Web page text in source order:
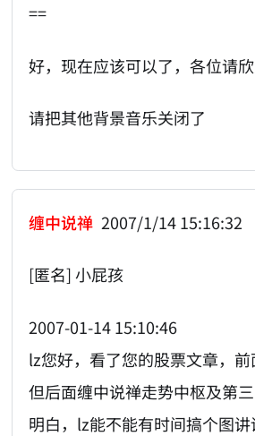
==
好，现在应该可以了，各位请欣
请把其他背景音乐关闭了
缠中说禅 2007/1/14 15:16:32
[匿名] 小屁孩
2007-01-14 15:10:46
lz您好，看了您的股票文章，前
但后面缠中说禅走势中枢及第
明白，lz能不能有时间搞个图